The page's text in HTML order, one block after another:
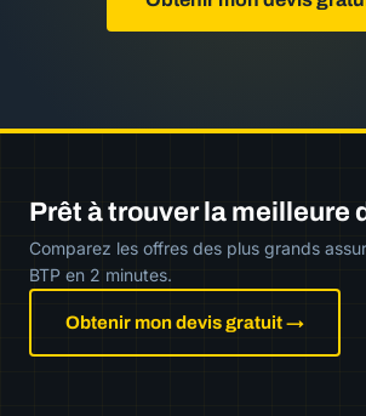
Prêt à trouver la meilleure
Comparez les offres des plus grands
BTP en 2 minutes.
Obtenir mon devis gratuit →